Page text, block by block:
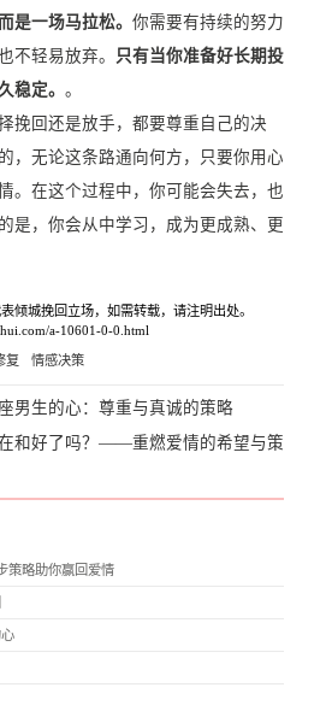
是一场马拉松。 你需要有持续的努力
不轻易放弃。
只有当你准备好长期投
稳定。 。
挽回还是放手，都要尊重自己的决
，无论这条路通向何方，只要你用心
。在这个过程中，你可能会失去，也
是，你会从中学习，成为更成熟、更
倾城挽回立场，如需转载，请注明出处。
a-10601-0-0.html
复 情感决策
男生的心：尊重与真诚的策略
和好了吗？——重燃爱情的希望与策
策略助你赢回爱情